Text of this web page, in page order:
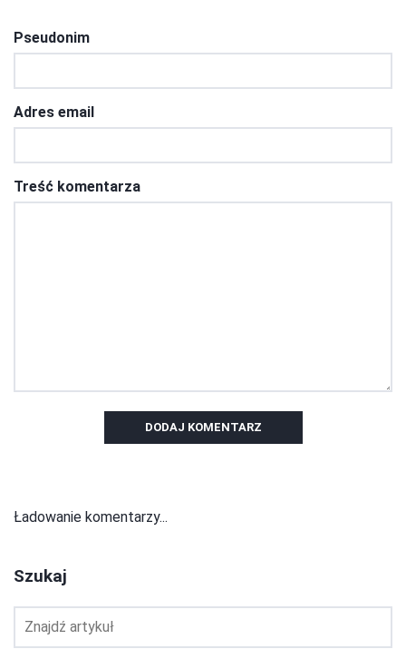
Pseudonim
Adres email
Treść komentarza
DODAJ KOMENTARZ
Ładowanie komentarzy...
Szukaj